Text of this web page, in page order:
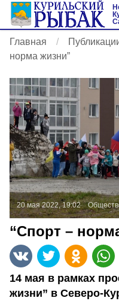
Главная
норма жизни”
20 мая 2022, 19:02
“Спорт –
14 мая в рамках
жизни” в Северо-